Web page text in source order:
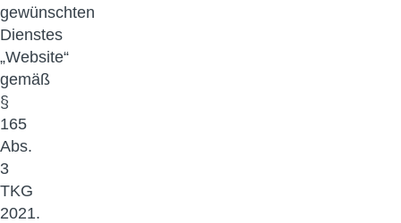
gewünschten
Dienstes
„Website“
gemäß
§
165
Abs.
3
TKG
2021.